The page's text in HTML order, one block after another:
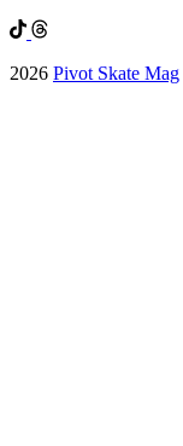
2026 Pivot Skate Mag